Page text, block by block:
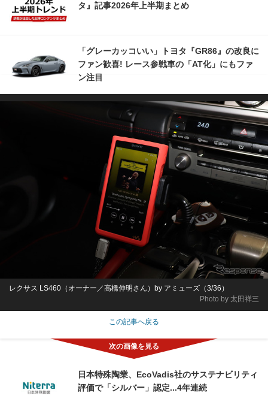
タ』記事2026年上半期まとめ
「グレーカッコいい」トヨタ『GR86』の改良に
ファン歓喜! レース参戦車の「AT化」にもファ
ン注目
Photo by 太田祥三
レクサス LS460（オーナー／高橋伸明さん）by アミューズ（3/36）
この記事へ戻る
日本特殊陶業、EcoVadis社のサステナビリティ
評価で「シルバー」認定...4年連続